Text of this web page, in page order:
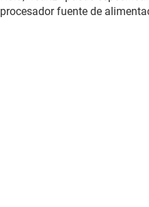
procesador fuente de